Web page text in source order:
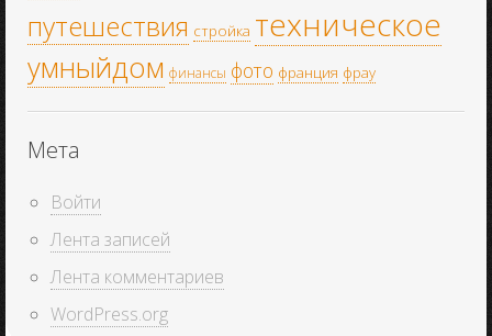
путешествия стройка техническое
умныйдом финансы фото франция фрау
Мета
Войти
Лента записей
Лента комментариев
WordPress.org